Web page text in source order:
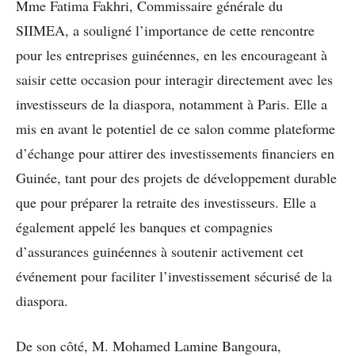
Mme Fatima Fakhri, Commissaire générale du
SIIMEA, a souligné l’importance de cette rencontre
pour les entreprises guinéennes, en les encourageant à
saisir cette occasion pour interagir directement avec les
investisseurs de la diaspora, notamment à Paris. Elle a
mis en avant le potentiel de ce salon comme plateforme
d’échange pour attirer des investissements financiers en
Guinée, tant pour des projets de développement durable
que pour préparer la retraite des investisseurs. Elle a
également appelé les banques et compagnies
d’assurances guinéennes à soutenir activement cet
événement pour faciliter l’investissement sécurisé de la
diaspora.
De son côté, M. Mohamed Lamine Bangoura,